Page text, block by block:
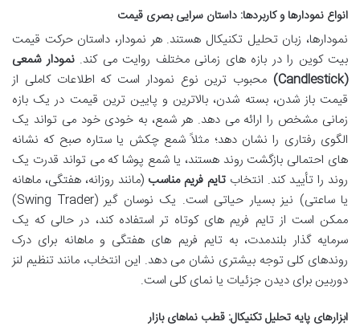
انواع نمودارها و کاربردها: داستان سرایی بصری قیمت
نمودارها، زبان تحلیل تکنیکال هستند. هر نمودار، داستان حرکت قیمت
بیت کوین را در بازه های زمانی مختلف روایت می کند.نمودار شمعی
(Candlestick)
محبوب ترین نوع نمودار است که اطلاعات کاملی از
قیمت باز شدن، بسته شدن، بالاترین و پایین ترین قیمت در یک بازه
زمانی مشخص را ارائه می دهد. هر شمع، به خودی خود می تواند یک
الگوی رفتاری را نشان دهد؛ مثلاً شمع چکش یا ستاره صبح که نشانه
های احتمالی بازگشت روند هستند، یا شمع پوشا که می تواند قدرت یک
روند را تأیید کند. انتخاب تایم فریم مناسب (مانند روزانه، هفتگی، ماهانه
یا ساعتی) نیز بسیار حیاتی است. یک نوسان گیر (Swing Trader)
ممکن است از تایم فریم های کوتاه تر استفاده کند، در حالی که یک
سرمایه گذار بلندمدت، به تایم فریم های هفتگی و ماهانه برای درک
روندهای کلی توجه بیشتری نشان می دهد. این انتخاب، مانند تنظیم لنز
دوربین برای دیدن جزئیات یا نمای کلی است.
ابزارهای پایه تحلیل تکنیکال: قطب نماهای بازار